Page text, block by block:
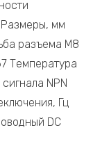
мм
разъема M8
Температура
NPN
Гц
DC